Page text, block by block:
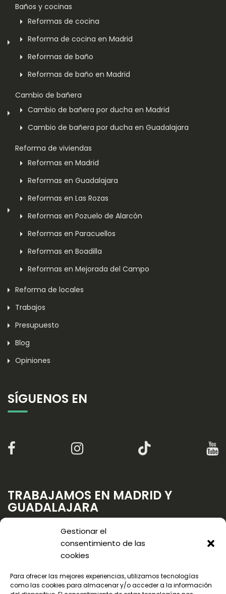
Gestionar el
consentimiento de las
cookies
Para ofrecer las mejores experiencias, utilizamos tecnologías
como las cookies para almacenar y/o acceder a la información
Baños y cocinas
Reformas de cocina
Reforma de cocina en Madrid
Reformas de baño
Reformas de baño en Madrid
Cambio de bañera
Cambio de bañera por ducha en Madrid
Cambio de bañera por ducha en Guadalajara
Reforma de viviendas
Reformas en Madrid
Reformas en Guadalajara
Reformas en Las Rozas
Reformas en Pozuelo de Alarcón
Reformas en Paracuellos
Reformas en Boadilla
Reformas en Mejorada del Campo
Reforma de locales
Trabajos
Presupuesto
Blog
Opiniones
SÍGUENOS EN
TRABAJAMOS EN MADRID Y
GUADALAJARA